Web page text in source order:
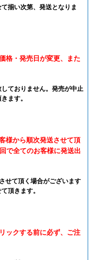
揃い次第、発送となりま
格・発売日が変更、また
ておりません。発売が中止
ます。
様から順次発送させて頂
で全てのお客様に発送出
せて頂く場合がございます
頂きます。
ックする前に必ず、ご注